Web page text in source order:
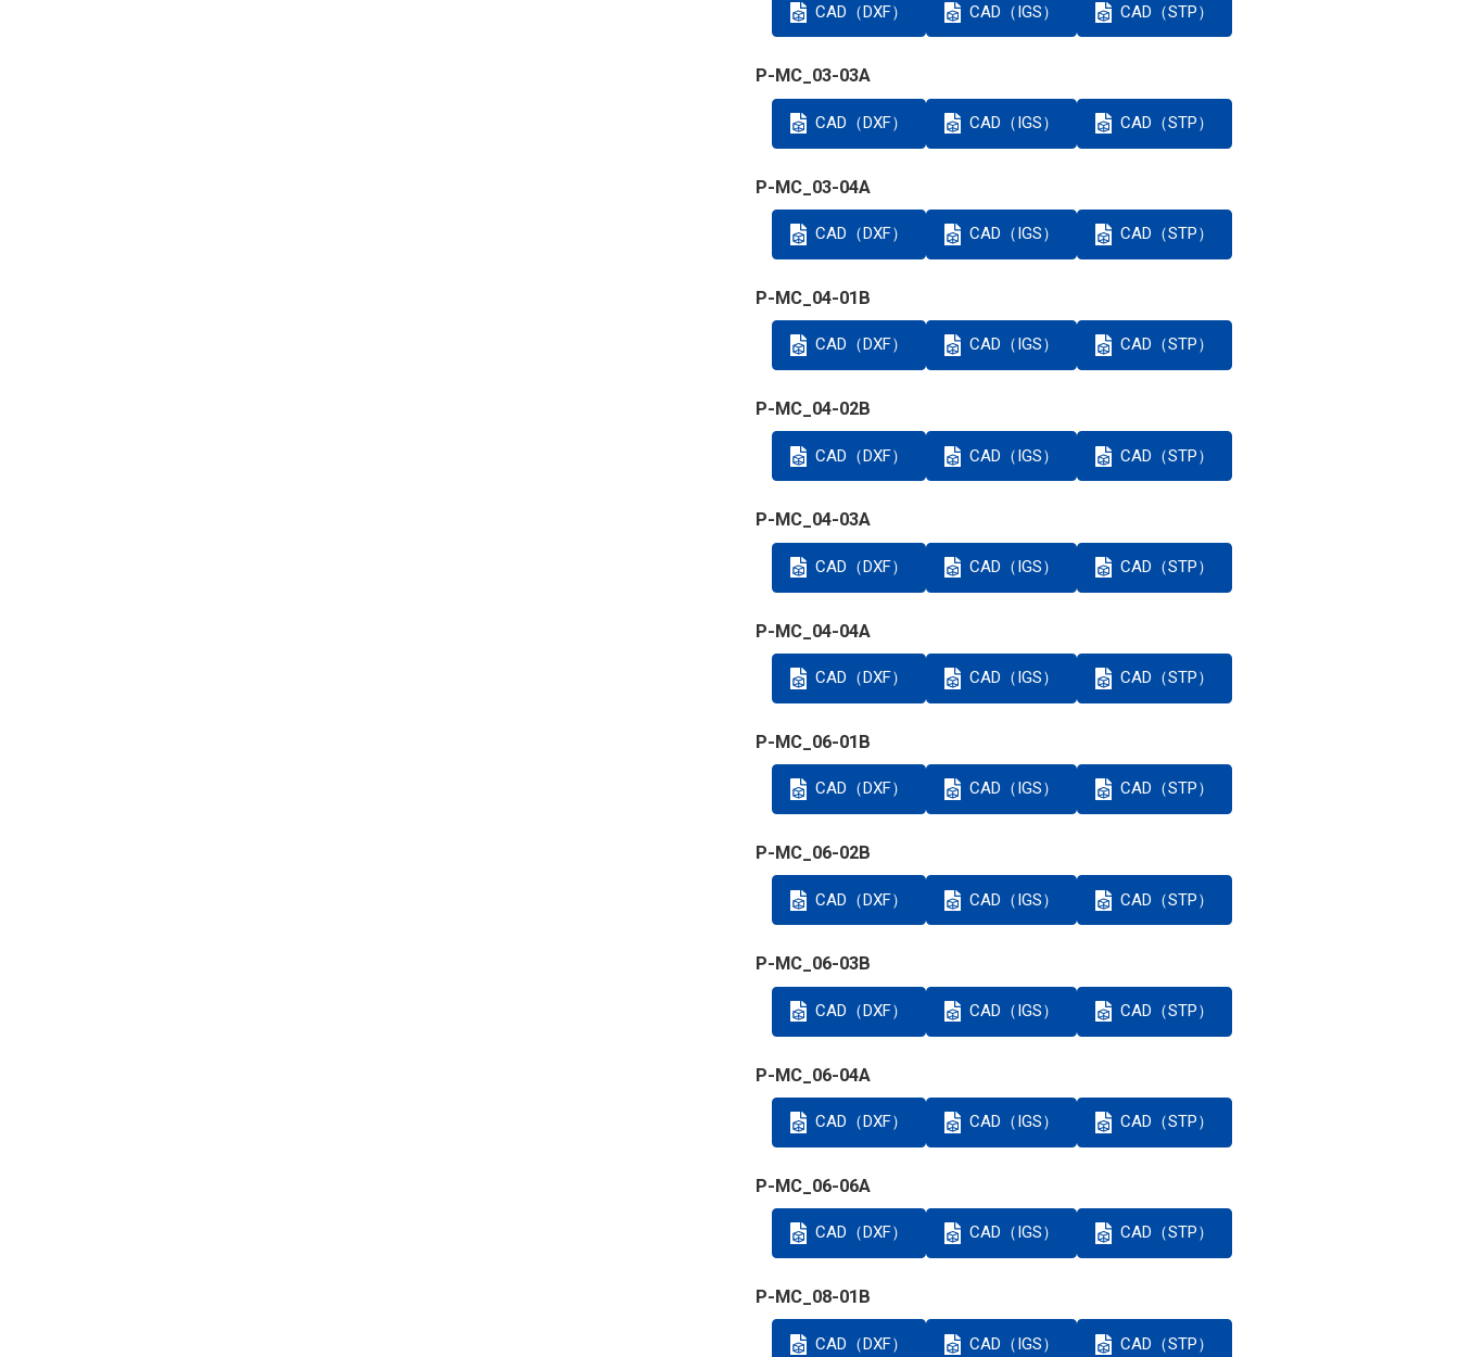
CAD（DXF） CAD（IGS） CAD（STP）
P-MC_03-03A
CAD（DXF） CAD（IGS） CAD（STP）
P-MC_03-04A
CAD（DXF） CAD（IGS） CAD（STP）
P-MC_04-01B
CAD（DXF） CAD（IGS） CAD（STP）
P-MC_04-02B
CAD（DXF） CAD（IGS） CAD（STP）
P-MC_04-03A
CAD（DXF） CAD（IGS） CAD（STP）
P-MC_04-04A
CAD（DXF） CAD（IGS） CAD（STP）
P-MC_06-01B
CAD（DXF） CAD（IGS） CAD（STP）
P-MC_06-02B
CAD（DXF） CAD（IGS） CAD（STP）
P-MC_06-03B
CAD（DXF） CAD（IGS） CAD（STP）
P-MC_06-04A
CAD（DXF） CAD（IGS） CAD（STP）
P-MC_06-06A
CAD（DXF） CAD（IGS） CAD（STP）
P-MC_08-01B
CAD（DXF） CAD（IGS） CAD（STP）